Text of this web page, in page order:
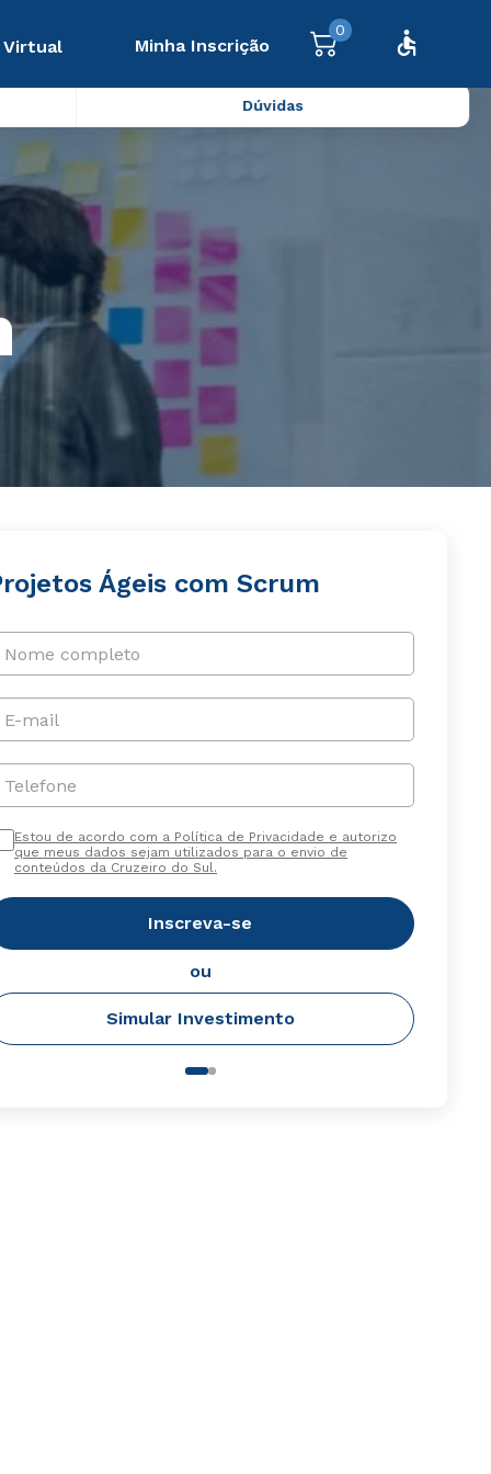
Virtual Minha Inscrição
0
Dúvidas
Ágeis com Scrum
Nome completo
E-mail
Telefone
Estou de acordo com a Política de Privacidade e autorizo
que meus dados sejam utilizados para o envio de
conteúdos da Cruzeiro do Sul.
Inscreva-se
ou
Simular Investimento